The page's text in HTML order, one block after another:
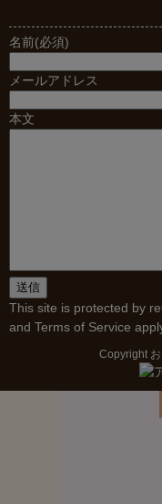
名前(必須)
メールアドレス
本文
This site is protected by
and Terms of Service
Copyright